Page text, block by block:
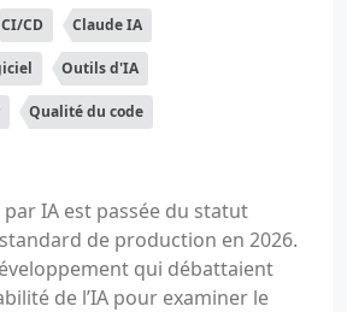
CI/CD Claude IA
Outils d'IA
Qualité du code
par IA est passée du statut
de production en 2026.
qui débattaient
de l’IA pour examiner le